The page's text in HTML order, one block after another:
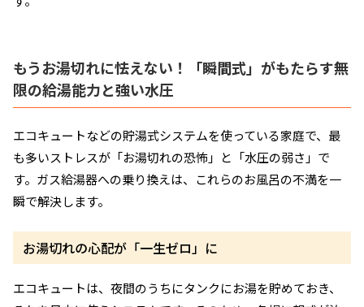
もうお湯切れに怯えない！「瞬間式」がもたらす無
限の給湯能力と強い水圧
エコキュートなどの貯湯式システムを使っている家庭で、最
も多いストレスが「お湯切れの恐怖」と「水圧の弱さ」で
す。ガス給湯器への乗り換えは、これらのお風呂の不満を一
瞬で解決します。
お湯切れの心配が「一生ゼロ」に
エコキュートは、夜間のうちにタンクにお湯を貯めておき、